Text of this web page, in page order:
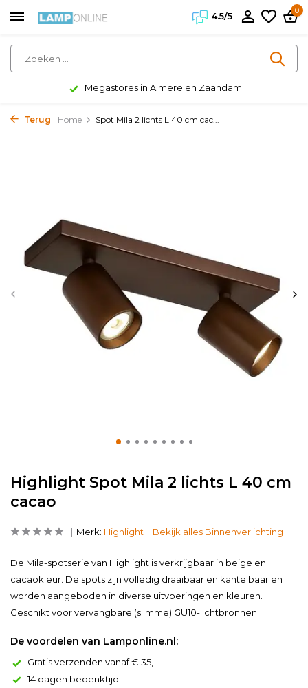
4.5/5
0
in Almere en Zaandam
Terug Home Spot Mila 2 lichts L 40 cm cac...
Highlight Spot Mila 2 lichts L 40 cm
cacao
Merk: Highlight Bekijk alles Binnenverlichting
De Mila-spotserie van Highlight is verkrijgbaar in beige en
cacaokleur. De spots zijn volledig draaibaar en kantelbaar en
worden aangeboden in diverse uitvoeringen en kleuren.
Geschikt voor vervangbare (slimme) GU10-lichtbronnen.
De voordelen van Lamponline.nl:
Gratis verzenden vanaf € 35,-
14 dagen bedenktijd